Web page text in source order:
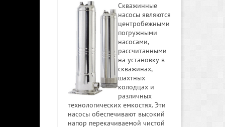
Скважинные
насосы являются
центробежными
погружными
насосами,
рассчитанными
на установку в
скважинах,
шахтных
колодцах и
различных
технологических емкостях. Эти
насосы обеспечивают высокий
напор перекачиваемой чистой